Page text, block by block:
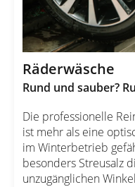
Räderwäsche
Rund und sauber?
Die professionelle
ist mehr als eine
im Winterbetrieb
besonders Streusalz
unzugänglichen